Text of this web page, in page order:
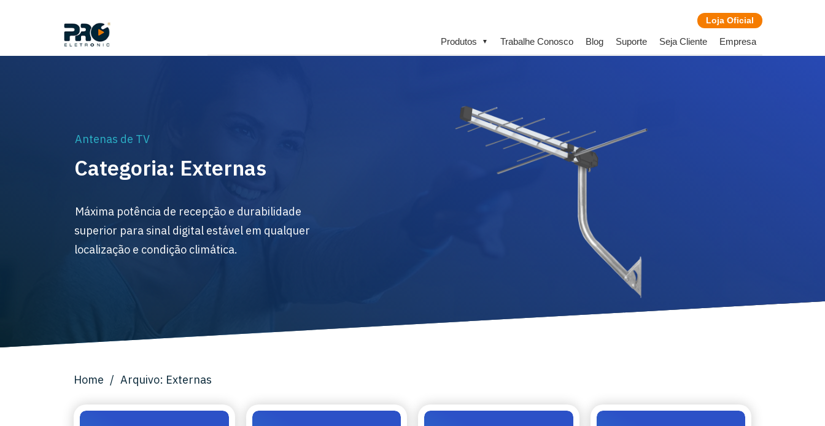
Loja Oficial
Produtos ▼ Trabalhe Conosco Blog Suporte Seja Cliente Empresa
Antenas de TV
Categoria: Externas
Máxima potência de recepção e durabilidade
superior para sinal digital estável em qualquer
localização e condição climática.
Home / Arquivo: Externas